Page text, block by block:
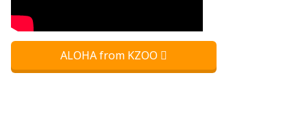
ALOHA from KZOO